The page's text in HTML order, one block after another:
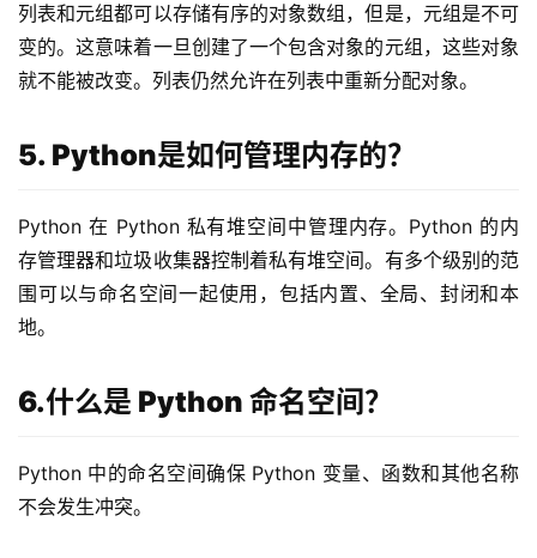
列表和元组都可以存储有序的对象数组，但是，元组是不可
变的。这意味着一旦创建了一个包含对象的元组，这些对象
就不能被改变。列表仍然允许在列表中重新分配对象。
5. Python是如何管理内存的？
Python 在 Python 私有堆空间中管理内存。Python 的内
存管理器和垃圾收集器控制着私有堆空间。有多个级别的范
围可以与命名空间一起使用，包括内置、全局、封闭和本
地。
6.什么是 Python 命名空间？
Python 中的命名空间确保 Python 变量、函数和其他名称
不会发生冲突。